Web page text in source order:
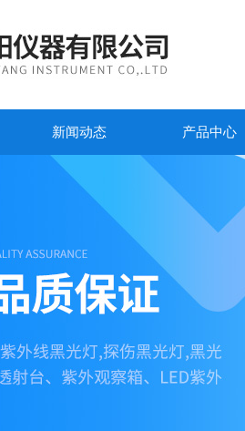
新闻动态 产品中心